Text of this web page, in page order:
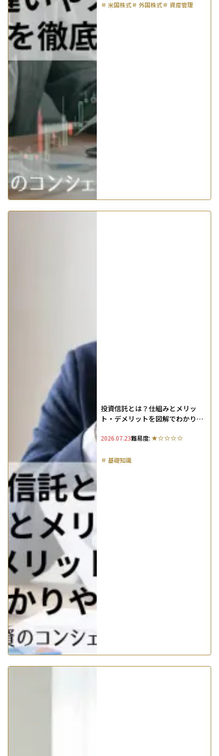
＃ 米国株式＃ 外国株式＃ 資産管理
投資信託とは？仕組みとメリッ
ト・デメリットを図解でわかりや
2026.07.23難易度:
＃ 基礎知識